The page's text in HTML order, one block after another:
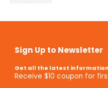
Sign Up to Newsletter
Get all the latest
Receive $10 coupon for